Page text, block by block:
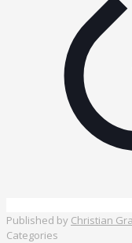
Published by Christian
Categories